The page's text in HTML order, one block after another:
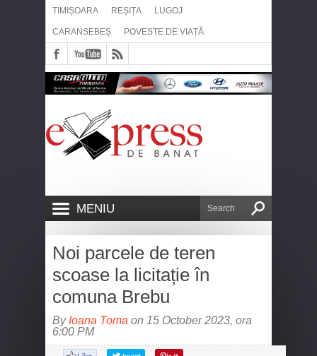
TIMIȘOARA REȘIȚA LUGOJ
CARANSEBEȘ POVESTE DE VIAȚĂ
MENIU
Noi parcele de teren
scoase la licitație în
comuna Brebu
By Ioana Toma on 15 October 2023, ora
6:00 PM